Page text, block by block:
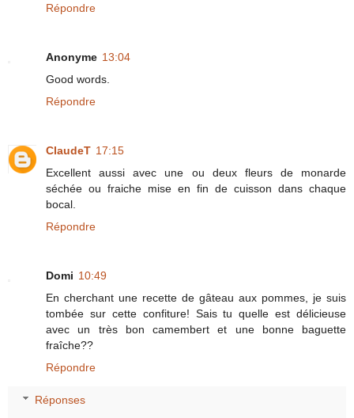
Répondre
Anonyme 13:04
Good words.
Répondre
ClaudeT 17:15
Excellent aussi avec une ou deux fleurs de monarde
séchée ou fraiche mise en fin de cuisson dans chaque
bocal.
Répondre
Domi 10:49
En cherchant une recette de gâteau aux pommes, je suis
tombée sur cette confiture! Sais tu quelle est délicieuse
avec un très bon camembert et une bonne baguette
fraîche??
Répondre
Réponses